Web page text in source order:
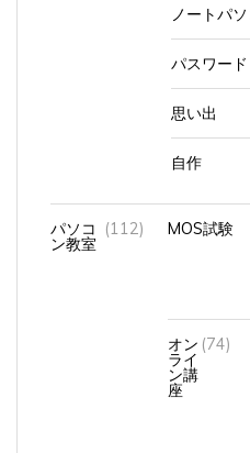
パスワード
思い出
自作
パソコ
ン教室
(112) MOS試験
オン
ン講
座
(74)